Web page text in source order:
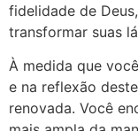
fidelidade de
transformar suas
À medida que
e na reflexão
renovada. Você